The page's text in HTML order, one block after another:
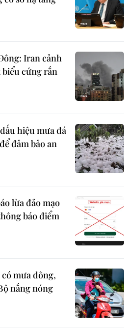
Iran cảnh
biểu cứng rắn
hiệu mưa đá
đảm bảo an
lừa đảo mạo
báo điểm
mưa dông,
nắng nóng